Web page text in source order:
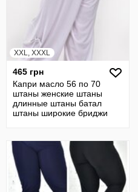
XXL, XXXL
465 грн
Капри масло 56 по 70
штаны женские штаны
длинные штаны батал
штаны широкие бриджи